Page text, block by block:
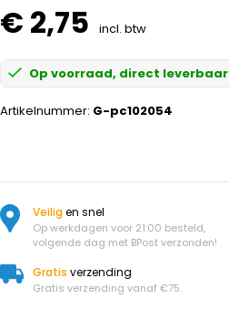
€ 2,75 incl. btw
Op voorraad, direct leverbaar
Artikelnummer: G-pc102054
Veiligen snel
Op werkdagen voor 21:00 besteld,
volgende dag met BPost verzonden!
Gratis verzending
Gratis verzending vanaf €75.